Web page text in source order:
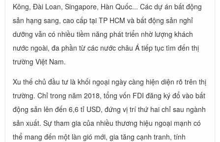
Kông, Đài Loan, Singapore, Hàn Quốc... Các dự án bất động
sản hạng sang, cao cấp tại TP HCM và bất động sản nghỉ
dưỡng vẫn có nhiều tiềm năng phát triển nhờ lượng khách
nước ngoài, đa phần từ các nước châu Á tiếp tục tìm đến thị
trường Việt Nam.
Xu thế chủ đầu tư là khối ngoại ngày càng hiện diện rõ trên thị
trường. Chỉ trong năm 2018, tổng vốn FDI đăng ký đổ vào bất
động sản lên đến 6,6 tỉ USD, đứng vị trí thứ hai chỉ sau ngành
sản xuất. Sự tham gia của nhiều thương hiệu ngoại mạnh có
thể mang đến một làn gió mới, gia tăng cạnh tranh, tính